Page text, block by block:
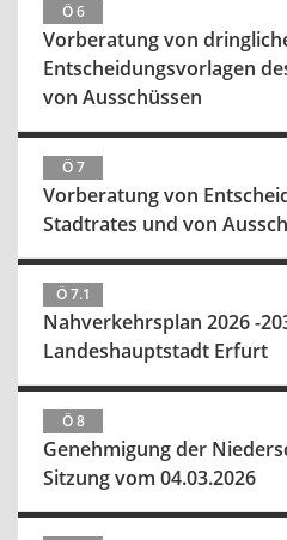
Ö 6
Vorberatung von
Entscheidungsvorlagen
von Ausschüssen
Ö 7
Vorberatung von
Stadtrates und von
Ö 7.1
Nahverkehrsplan 2026 -
Landeshauptstadt Erfurt
Ö 8
Genehmigung der
Sitzung vom 04.03.2026